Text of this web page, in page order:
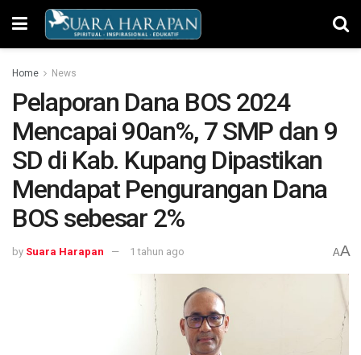
Home News
Pelaporan Dana BOS 2024
Mencapai 90an%, 7 SMP dan 9
SD di Kab. Kupang Dipastikan
Mendapat Pengurangan Dana
BOS sebesar 2%
by Suara Harapan 1 tahun ago AA